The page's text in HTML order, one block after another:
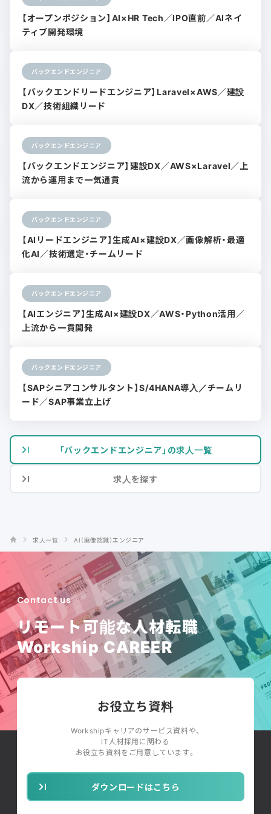
【オープンポジション】AI×HR Tech／IPO直前／AIネイ
ティブ開発環境
バックエンドエンジニア
【バックエンドリードエンジニア】Laravel×AWS／建設
DX／技術組織リード
バックエンドエンジニア
【バックエンドエンジニア】建設DX／AWS×Laravel／上
流から運用まで一気通貫
バックエンドエンジニア
【AIリードエンジニア】生成AI×建設DX／画像解析・最適
化AI／技術選定・チームリード
バックエンドエンジニア
【AIエンジニア】生成AI×建設DX／AWS・Python活用／
上流から一貫開発
バックエンドエンジニア
【SAPシニアコンサルタント】S/4HANA導入／チームリ
ード／SAP事業立上げ
「バックエンドエンジニア」の求人一覧
求人を探す
求人一覧 AI（画像認識）エンジニア
Contact us
リモート可能な人材転職
Workship CAREER
お役立ち資料
Workshipキャリアのサービス資料や、
IT人材採用に関わる
お役立ち資料をご用意しています。
ダウンロードはこちら